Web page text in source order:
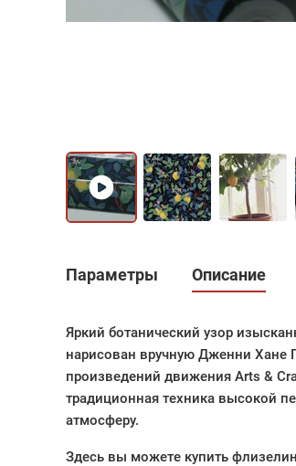
Параметры Описание
Яркий ботанический узор
нарисован вручную Дженни Хане
произведений движения Arts &
традиционная техника высокой
атмосферу.
Здесь вы можете купить